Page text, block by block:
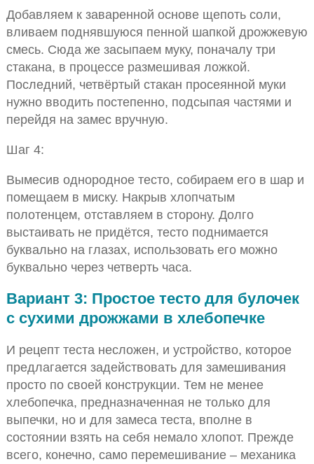
Добавляем к заваренной основе щепоть соли,
вливаем поднявшуюся пенной шапкой дрожжевую
смесь. Сюда же засыпаем муку, поначалу три
стакана, в процессе размешивая ложкой.
Последний, четвёртый стакан просеянной муки
нужно вводить постепенно, подсыпая частями и
перейдя на замес вручную.
Шаг 4:
Вымесив однородное тесто, собираем его в шар и
помещаем в миску. Накрыв хлопчатым
полотенцем, отставляем в сторону. Долго
выстаивать не придётся, тесто поднимается
буквально на глазах, использовать его можно
буквально через четверть часа.
Вариант 3: Простое тесто для булочек
с сухими дрожжами в хлебопечке
И рецепт теста несложен, и устройство, которое
предлагается задействовать для замешивания
просто по своей конструкции. Тем не менее
хлебопечка, предназначенная не только для
выпечки, но и для замеса теста, вполне в
состоянии взять на себя немало хлопот. Прежде
всего, конечно, само перемешивание – механика